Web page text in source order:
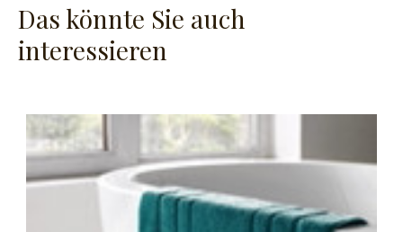
Das könnte Sie auch
interessieren